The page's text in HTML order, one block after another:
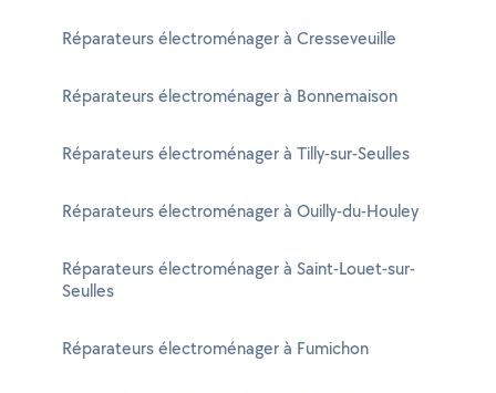
Réparateurs électroménager à Cresseveuille
Réparateurs électroménager à Bonnemaison
Réparateurs électroménager à Tilly-sur-Seulles
Réparateurs électroménager à Ouilly-du-Houley
Réparateurs électroménager à Saint-Louet-sur-
Seulles
Réparateurs électroménager à Fumichon